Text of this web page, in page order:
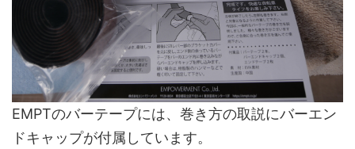
EMPTのバーテープには、巻き方の取説にバーエン
ドキャップが付属しています。